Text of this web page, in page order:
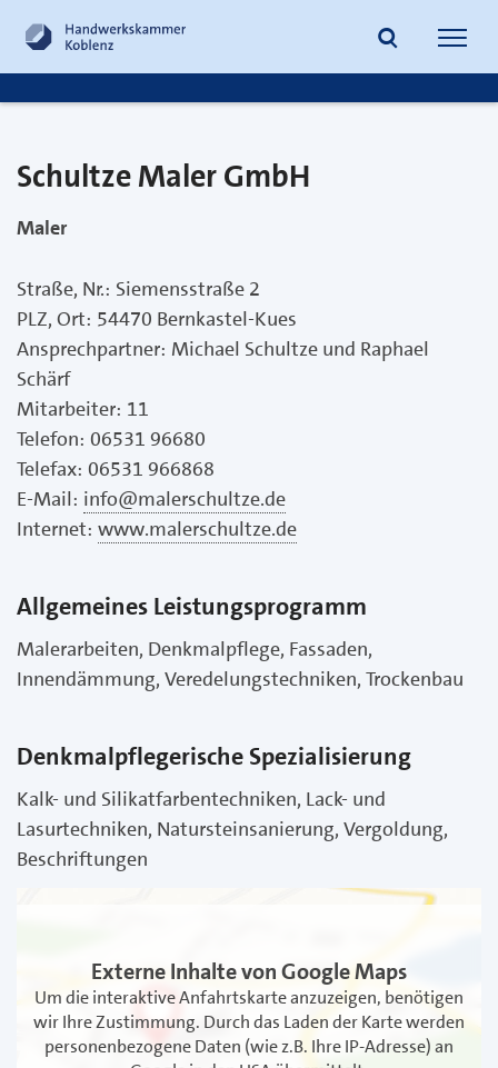
Handwerkskammer
Koblenz
Suche
Schultze Maler GmbH
Maler
Straße, Nr.: Siemensstraße 2
PLZ, Ort: 54470 Bernkastel-Kues
Ansprechpartner: Michael Schultze und Raphael
Schärf
Mitarbeiter: 11
Telefon: 06531 96680
Telefax: 06531 966868
E-Mail: info@malerschultze.de
Internet: www.malerschultze.de
Allgemeines Leistungsprogramm
Malerarbeiten, Denkmalpflege, Fassaden,
Innendämmung, Veredelungstechniken, Trockenbau
Denkmalpflegerische Spezialisierung
Kalk- und Silikatfarbentechniken, Lack- und
Lasurtechniken, Natursteinsanierung, Vergoldung,
Beschriftungen
Externe Inhalte von Google Maps
Um die interaktive Anfahrtskarte anzuzeigen, benötigen
wir Ihre Zustimmung. Durch das Laden der Karte werden
personenbezogene Daten (wie z.B. Ihre IP-Adresse) an